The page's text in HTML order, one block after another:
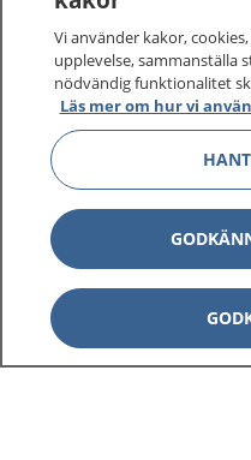
1177 på flera språk
Om 1177
Kontakt
Behandling av
Vi använder kakor,
upplevelse, sammanställa
nödvändig funktionalitet
Läs mer om hur vi